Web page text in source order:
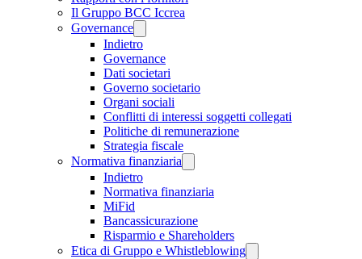
Il Gruppo BCC Iccrea
Governance
Indietro
Governance
Dati societari
Governo societario
Organi sociali
Conflitti di interessi soggetti collegati
Politiche di remunerazione
Strategia fiscale
Normativa finanziaria
Indietro
Normativa finanziaria
MiFid
Bancassicurazione
Risparmio e Shareholders
Etica di Gruppo e Whistleblowing